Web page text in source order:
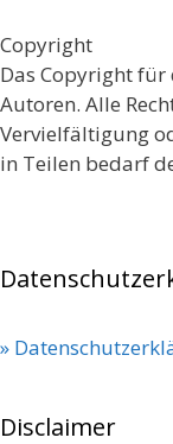
Copyright
Das Copyright
Autoren. Alle
Vervielfältigung
in Teilen bedarf
»
Disclaimer